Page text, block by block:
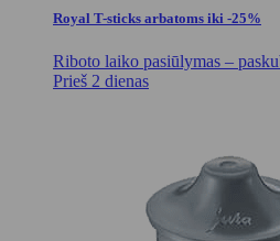
Royal T-sticks arbatoms iki -25%
Riboto laiko pasiūlymas –
Prieš 2 dienas